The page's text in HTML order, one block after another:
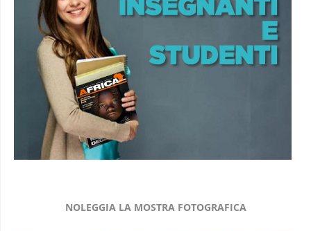
NOLEGGIA LA MOSTRA FOTOGRAFICA